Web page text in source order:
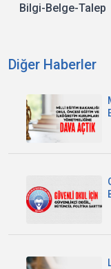
Bilgi-Belge-Talep
Diğer Haberler